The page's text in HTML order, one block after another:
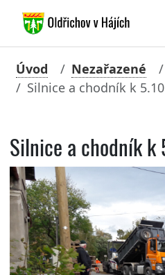
Úvod
Nezařazené
Silnice a chodník k
Silnice a chodník k